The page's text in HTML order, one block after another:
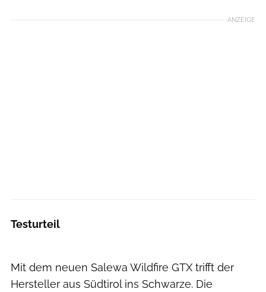
ANZEIGE
Testurteil
Mit dem neuen Salewa Wildfire GTX trifft der
Hersteller aus Südtirol ins Schwarze. Die